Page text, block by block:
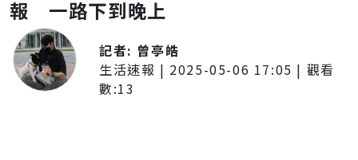
報 一路下到晚上
記者: 曾亭皓
生活速報 | 2025-05-06 17:05 | 觀看
數:13